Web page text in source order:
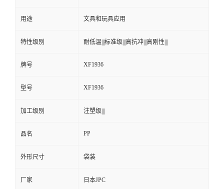
用途 文具和玩具应用
特性级别 耐低温|||标准级|||高抗冲|||高刚性|||
牌号 XF1936
型号 XF1936
加工级别 注塑级|||
品名 PP
外形尺寸 袋装
厂家 日本JPC